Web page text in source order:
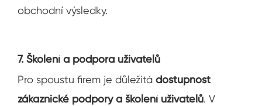
obchodní výsledky.
7. Školení a podpora uživatelů
Pro spoustu firem je důležitá dostupnost
zákaznické podpory a školení uživatelů. V